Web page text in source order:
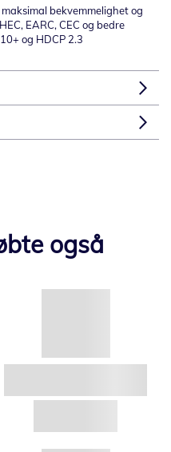
bekvemmelighet og
EARC, CEC og bedre
og HDCP 2.3
også